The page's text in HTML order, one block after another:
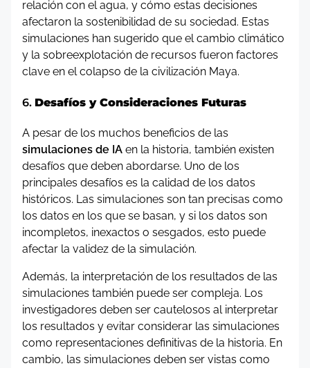
relación con el agua, y cómo estas decisiones
afectaron la sostenibilidad de su sociedad. Estas
simulaciones han sugerido que el cambio climático
y la sobreexplotación de recursos fueron factores
clave en el colapso de la civilización Maya.
6. Desafíos y Consideraciones Futuras
A pesar de los muchos beneficios de las
simulaciones de IA en la historia, también existen
desafíos que deben abordarse. Uno de los
principales desafíos es la calidad de los datos
históricos. Las simulaciones son tan precisas como
los datos en los que se basan, y si los datos son
incompletos, inexactos o sesgados, esto puede
afectar la validez de la simulación.
Además, la interpretación de los resultados de las
simulaciones también puede ser compleja. Los
investigadores deben ser cautelosos al interpretar
los resultados y evitar considerar las simulaciones
como representaciones definitivas de la historia. En
cambio, las simulaciones deben ser vistas como